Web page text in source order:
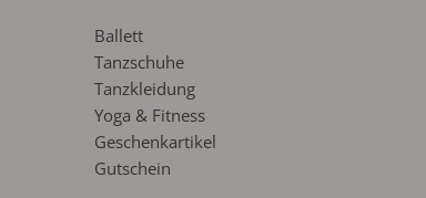
Ballett
Tanzschuhe
Tanzkleidung
Yoga & Fitness
Geschenkartikel
Gutschein